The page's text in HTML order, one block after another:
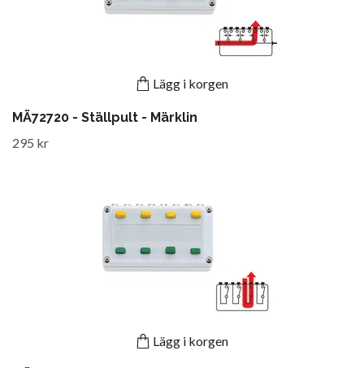
Lägg i korgen
MÄ72720 - Ställpult - Märklin
295 kr
Lägg i korgen